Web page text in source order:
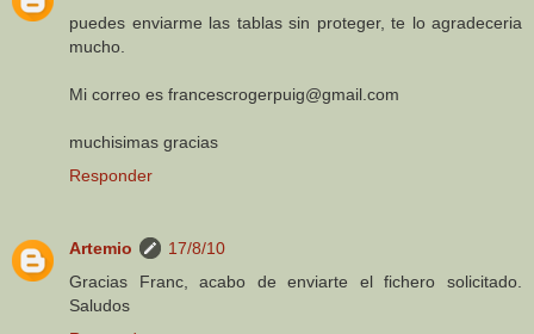
puedes enviarme las tablas sin proteger, te lo agradeceria
mucho.
Mi correo es francescrogerpuig@gmail.com
muchisimas gracias
Responder
Artemio
17/8/10
Gracias Franc, acabo de enviarte el fichero solicitado.
Saludos